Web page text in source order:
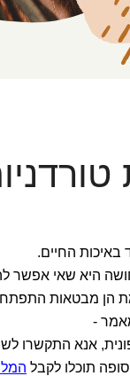
באיכות החיים.
היא שאי אפשר
הן מבטאות
-
אנא התקשרו
תוכלו לקבל